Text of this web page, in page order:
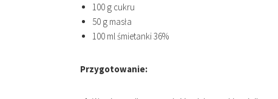
100 g cukru
50 g masła
100 ml śmietanki 36%
Przygotowanie: